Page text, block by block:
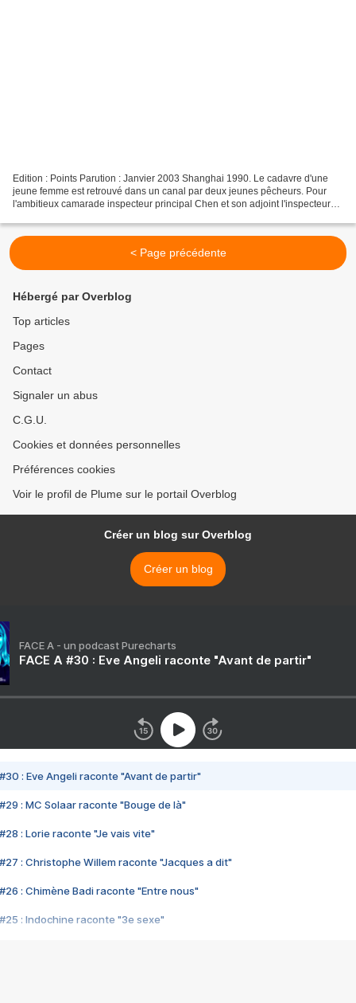
Edition : Points Parution : Janvier 2003 Shanghai 1990. Le cadavre d'une
jeune femme est retrouvé dans un canal par deux jeunes pêcheurs. Pour
l'ambitieux camarade inspecteur principal Chen et son adjoint l'inspecteur
< Page précédente
Hébergé par Overblog
Top articles
Pages
Contact
Signaler un abus
C.G.U.
Cookies et données personnelles
Préférences cookies
Voir le profil de Plume sur le portail Overblog
Créer un blog sur Overblog
Créer un blog
FACE A - un podcast Purecharts
FACE A #30 : Eve Angeli raconte "Avant de partir"
#30 : Eve Angeli raconte "Avant de partir"
#29 : MC Solaar raconte "Bouge de là"
#28 : Lorie raconte "Je vais vite"
#27 : Christophe Willem raconte "Jacques a dit"
#26 : Chimène Badi raconte "Entre nous"
#25 : Indochine raconte "3e sexe"